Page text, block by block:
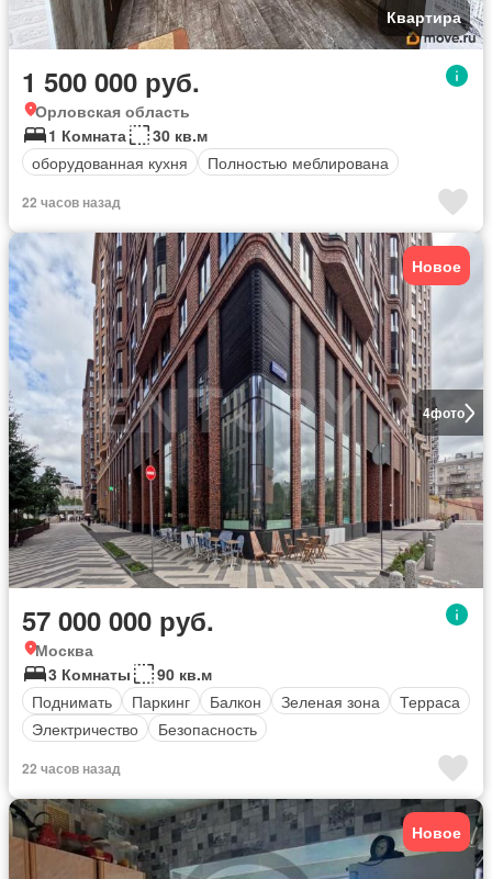
Квартира
1 500 000 руб.
Орловская область
1 Комната
30 кв.м
оборудованная кухня
Полностью меблирована
22 часов назад
4фото
Новое
57 000 000 руб.
Москва
3 Комнаты
90 кв.м
Поднимать
Паркинг Балкон Зеленая зона
Терраса
Электричество
Безопасность
22 часов назад
Новое